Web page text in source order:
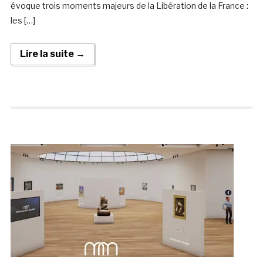
évoque trois moments majeurs de la Libération de la France :
les […]
Lire la suite →